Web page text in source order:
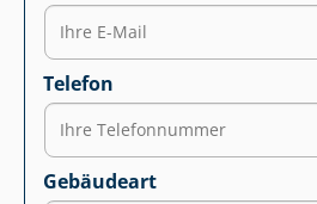
Telefon
Gebäudeart